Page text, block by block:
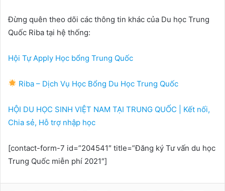
Đừng quên theo dõi các thông tin khác của Du học Trung
Quốc Riba tại hệ thống:
Hội Tự Apply Học bổng Trung Quốc
Riba – Dịch Vụ Học Bổng Du Học Trung Quốc
HỘI DU HỌC SINH VIỆT NAM TẠI TRUNG QUỐC | Kết nối,
Chia sẻ, Hỗ trợ nhập học
[contact-form-7 id=”204541″ title=”Đăng ký Tư vấn du học
Trung Quốc miễn phí 2021″]